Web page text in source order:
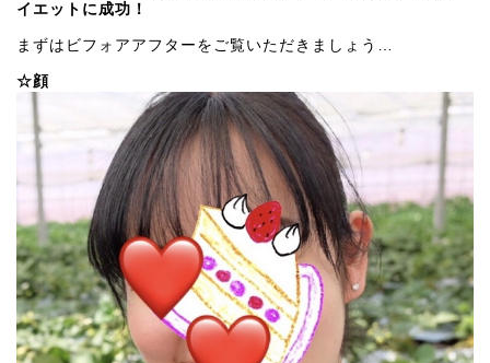
イエットに成功！
まずはビフォアアフターをご覧いただきましょう…
☆顔